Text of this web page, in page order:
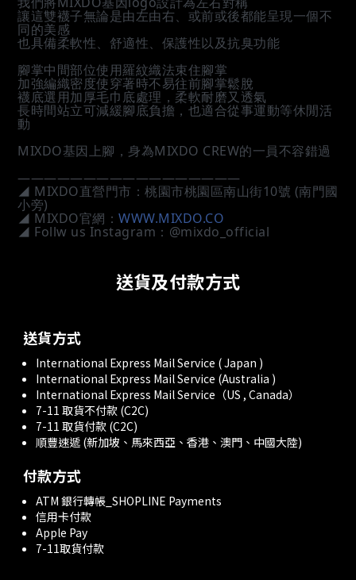
讓這雙襪子無論是由左由右、或前或後都能呈現一個不
同的美感
也具備柔軟性、舒適性、保護性以及抗臭功能
腳掌中間部位使用羅紋織法束住腳掌
加強編織密度使穿著時不易往前腳掌鬆脫
襪底選用加厚毛巾底處理，柔軟耐磨又透氣
長時間站立可減緩腳底負擔，也適合從事運動等休閒活
動
MIXDO基因上腳，身為MIXDO CREW的一員不容錯過
—————————————————
◢ MIXDO直營門市：桃園市桃園區南山街10號 (南門國
小旁)
◢ MIXDO官網： WWW.MIXDO.CO
◢ Follw us Instagram：@mixdo_official
送貨及付款方式
送貨方式
International Express Mail Service ( Japan )
International Express Mail Service (Australia )
International Express Mail Service（US , Canada）
7-11 取貨不付款 (C2C)
7-11 取貨付款 (C2C)
順豐速遞 (新加坡、馬來西亞、香港、澳門、中國大陸)
付款方式
ATM 銀行轉帳_SHOPLINE Payments
信用卡付款
Apple Pay
7-11取貨付款